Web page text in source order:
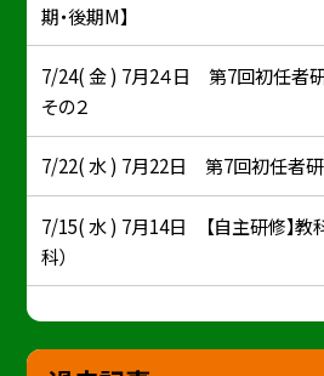
期・後期M】
7/24( 金 ) 7月2４日 第7回初任者
その２
7/22( 水 ) 7月22日 第7回初任者研
7/15( 水 ) 7月14日 【自主研修】教
科）